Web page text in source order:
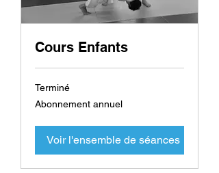
Cours Enfants
Terminé
Abonnement
annuel
Abonnement annuel
Voir l'ensemble de séances